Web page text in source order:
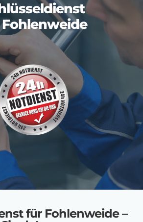
für Fohlenweide –